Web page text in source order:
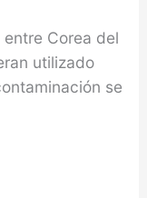
Corea del
utilizado
se